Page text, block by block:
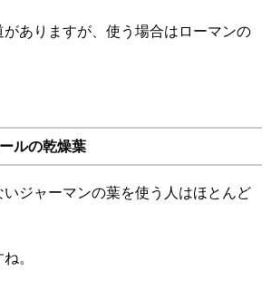
ありますが、使う場合はローマンの
ルの乾燥葉
ジャーマンの葉を使う人はほとんど
。